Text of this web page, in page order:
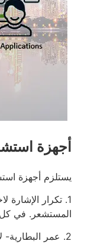
أجهزة
يستلزم أجهزة
1. تكرار الإشارة
المستشعر. في كل